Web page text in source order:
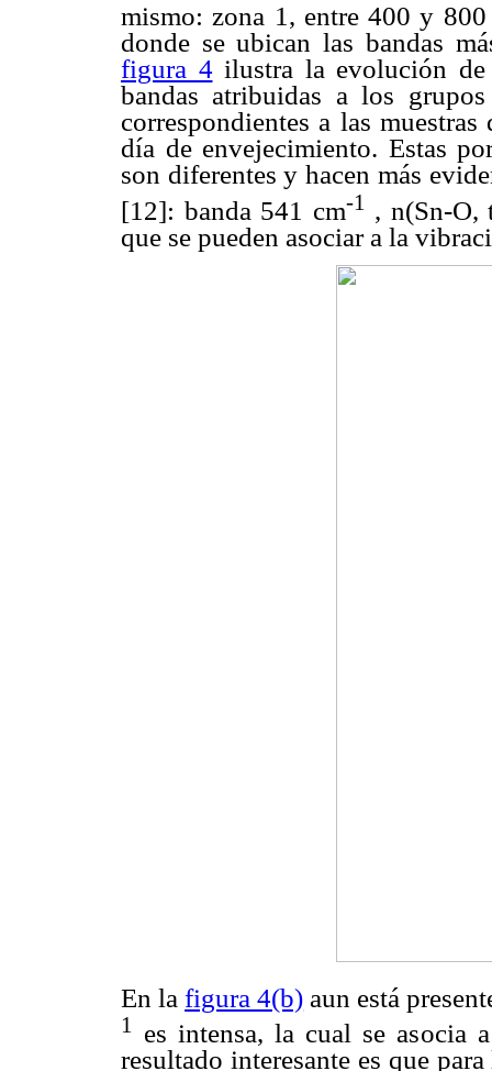
mismo: zona 1, entre 400 y 800
donde se ubican las bandas
figura 4ilustra la evolución de
bandas atribuidas a los
correspondientes a las
día de envejecimiento. Estas
son diferentes y hacen más
[12]: banda 541 cm-1 , n(Sn-O,
que se pueden asociar a la
En lafigura 4(b) aun está
1
es intensa, la cual se asocia
resultado interesante es que